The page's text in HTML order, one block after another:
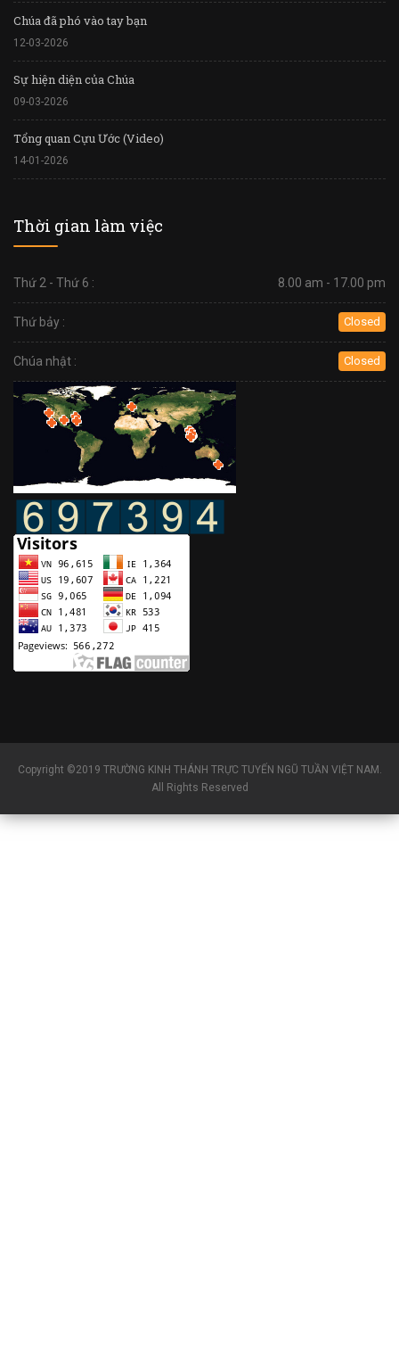
Chúa đã phó vào tay bạn
12-03-2026
Sự hiện diện của Chúa
09-03-2026
Tổng quan Cựu Ước (Video)
14-01-2026
Thời gian làm việc
Thứ 2 - Thứ 6 : 8.00 am - 17.00 pm
Thứ bảy : Closed
Chúa nhật : Closed
Copyright ©2019 TRƯỜNG KINH THÁNH TRỰC TUYẾN NGŨ TUẦN VIỆT NAM.
All Rights Reserved